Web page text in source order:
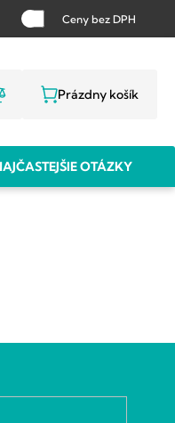
Ceny bez DPH
NÁKUPNÝ
Prázdny košík
OTÁZKY